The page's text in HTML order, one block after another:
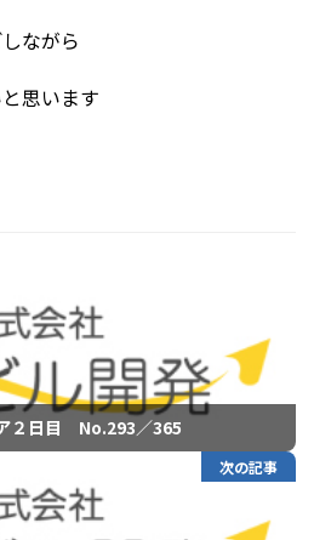
ながら
思います
２日目 No.293／365
次の記事